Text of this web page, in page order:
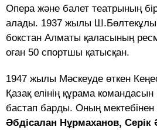
Опера және балет театрының
алады. 1937 жылы
бокстан Алматы қаласының ресми
оған 50 спортшы қатысқан.
1947 жылы Мәскеуде өткен Кеңес
Қазақ елінің құрама
бастап барды. Оның мектебінен
Әбдісалан Нұрмаханов,